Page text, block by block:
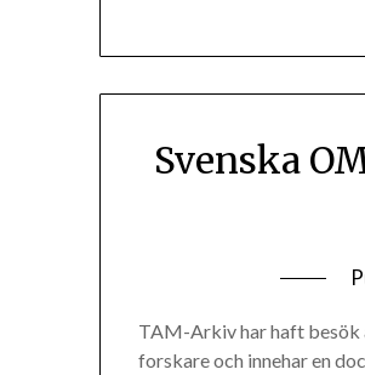
Svenska
TAM-Arkiv har haft besök
forskare och innehar en